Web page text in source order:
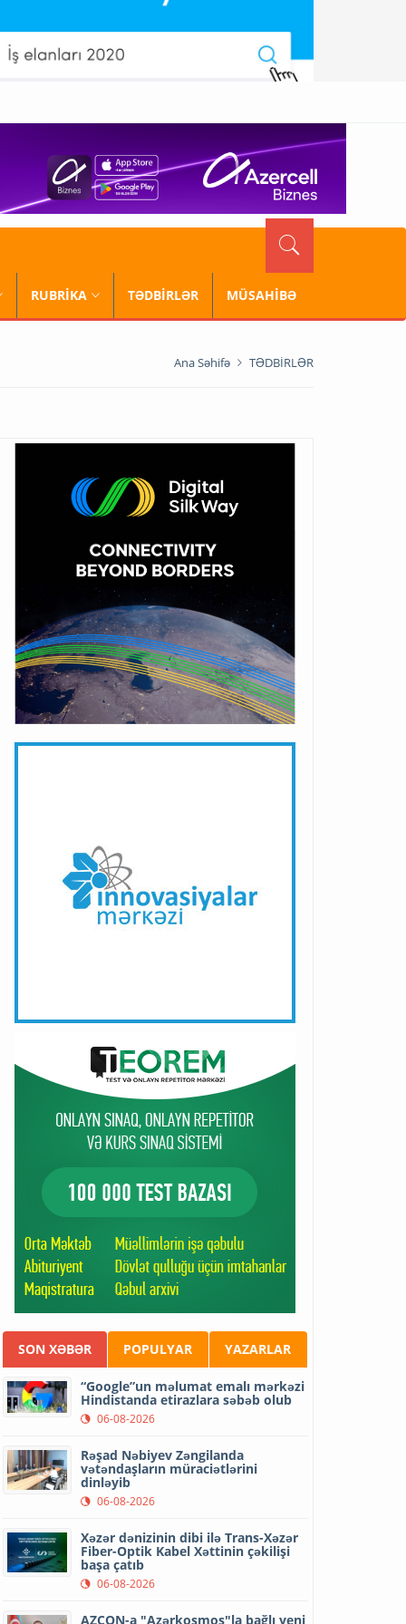
RUBRİKA TƏDBİRLƏR MÜSAHİBƏ
Ana Səhifə TƏDBİRLƏR
SON XƏBƏR POPULYAR YAZARLAR
“Google”un məlumat emalı mərkəzi
Hindistanda etirazlara səbəb olub
06-08-2026
Rəşad Nəbiyev Zəngilanda
vətəndaşların müraciətlərini
dinləyib
06-08-2026
Xəzər dənizinin dibi ilə Trans-Xəzər
Fiber-Optik Kabel Xəttinin çəkilişi
başa çatıb
06-08-2026
AZCON-a "Azərkosmos"la bağlı yeni